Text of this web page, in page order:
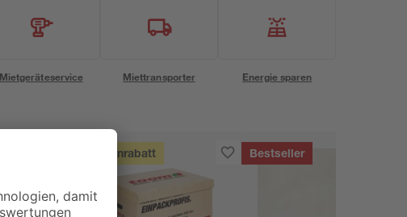
Mietgeräteservice Miettransporter Energie sparen
Mengenrabatt Bestseller